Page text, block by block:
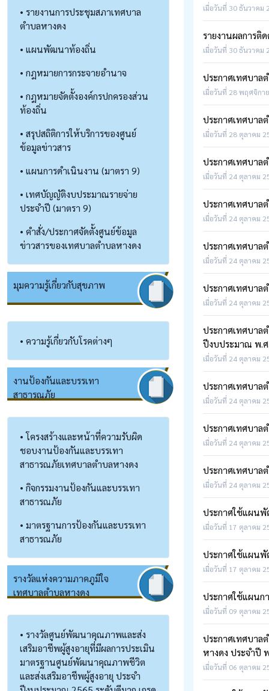
• รายงานการประชุมสภาเทศบาล
ตำบลหางดง
• แผนพัฒนาท้องถิ่น
• กฎหมายการกระจายอำนาจ
• กฎหมายจัดตั้งองค์กรปกครองส่วน
ท้องถิ่น
• สรุปสถิติการให้บริการของศูนย์
ข้อมูลข่าวสาร
• แผนการดำเนินงาน (มาตรา 9)
• เทศบัญญัติงบประมาณรายจ่าย
ประจำปี (มาตรา 9)
• คำสั่ง/ประกาศจัดตั้งศูนย์ข้อมูล
ข่าวสารของเทศบาลตำบลหางดง
มุมความรู้เกี่ยวกับสุขภาพ
• ความรู้เกี่ยวกับโรคต่างๆ
งานป้องกันและบรรเทา
สาธารณภัย
• โครงสร้างและหน้าที่ความรับผิด
ชอบงานป้องกันและบรรเทา
สาธารณภัยเทศบาลตำบลหางดง
• กิจกรรมงานป้องกันและบรรเทา
สาธารณภัย
• มาตรฐานการป้องกันและบรรเทา
สาธารณภัย
รางวัลแห่งความภาคภูมิใจ
เทศบาลตำบลหางดง
• รางวัลศูนย์พัฒนาคุณภาพและส่ง
เสริมอาชีพผู้สูงอายุที่มีผลการประเมิน
มาตรฐานศูนย์พัฒนาคุณภาพชีวิต
และส่งเสริมอาชีพผู้สูงอายุ ประจำ
เมื่อวันที่ 30 ธันวาคม
รายงานผลการ
เมื่อวันที่ 30 ธันวาคม
ประกาศเทศบาล
เมื่อวันที่ 28 พฤศจิกา
ประกาศเทศบาล
เมื่อวันที่ 28 ตุลาคม
ประกาศเทศบาล
เมื่อวันที่ 24 ตุลาคม
ประกาศเทศบาล
เมื่อวันที่ 24 ตุลาคม
ประกาศเทศบาล
เมื่อวันที่ 24 ตุลาคม
ประกาศเทศบาล
เมื่อวันที่ 24 ตุลาคม
ประกาศเทศบาล
ปีงบประมาณ พ.
เมื่อวันที่ 24 ตุลาคม
ประกาศเทศบาล
เมื่อวันที่ 24 ตุลาคม
ประกาศเทศบาล
เมื่อวันที่ 24 ตุลาคม
ประกาศเทศบาล
เมื่อวันที่ 24 ตุลาคม
ประกาศใช้แผน
เมื่อวันที่ 17 ตุลาคม
ประกาศใช้แผน
เมื่อวันที่ 17 ตุลาคม
ประกาศใช้แผนก
เมื่อวันที่ 09 ตุลาคม
ประกาศเทศบาล
หางดง ประจำปี
เมื่อวันที่ 06 ตุลาคม